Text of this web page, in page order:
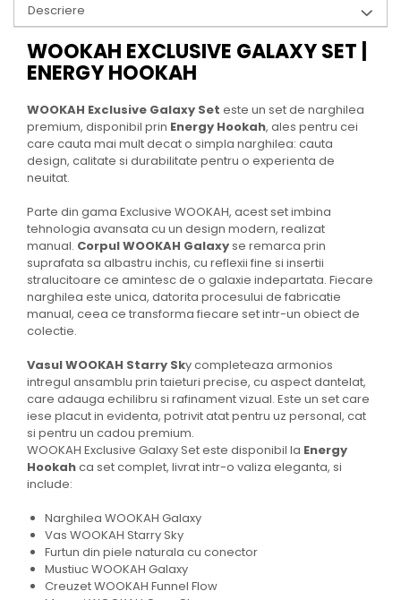
Descriere
WOOKAH EXCLUSIVE GALAXY SET |
ENERGY HOOKAH
WOOKAH Exclusive Galaxy Set este un set de narghilea
premium, disponibil prin Energy Hookah, ales pentru cei
care cauta mai mult decat o simpla narghilea: cauta
design, calitate si durabilitate pentru o experienta de
neuitat.
Parte din gama Exclusive WOOKAH, acest set imbina
tehnologia avansata cu un design modern, realizat
manual. Corpul WOOKAH Galaxyse remarca prin
suprafata sa albastru inchis, cu reflexii fine si insertii
stralucitoare ce amintesc de o galaxie indepartata. Fiecare
narghilea este unica, datorita procesului de fabricatie
manual, ceea ce transforma fiecare set intr-un obiect de
colectie.
Vasul WOOKAH Starry Sky completeaza armonios
intregul ansamblu prin taieturi precise, cu aspect dantelat,
care adauga echilibru si rafinament vizual. Este un set care
iese placut in evidenta, potrivit atat pentru uz personal, cat
si pentru un cadou premium.
WOOKAH Exclusive Galaxy Set este disponibil la Energy
Hookahca set complet, livrat intr-o valiza eleganta, si
include:
Narghilea WOOKAH Galaxy
Vas WOOKAH Starry Sky
Furtun din piele naturala cu conector
Mustiuc WOOKAH Galaxy
Creuzet WOOKAH Funnel Flow